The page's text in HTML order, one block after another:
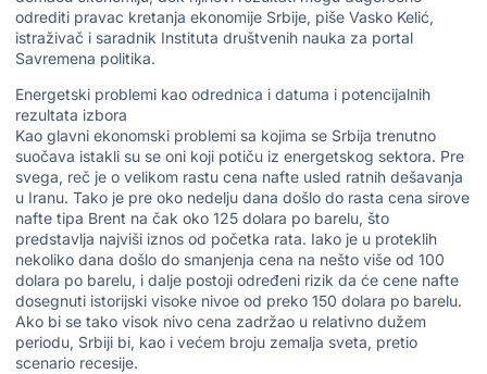
odrediti pravac kretanja ekonomije Srbije, piše Vasko Kelić,
istraživač i saradnik Instituta društvenih nauka za portal
Savremena politika.
Energetski problemi kao odrednica i datuma i potencijalnih
rezultata izbora
Kao glavni ekonomski problemi sa kojima se Srbija trenutno
suočava istakli su se oni koji potiču iz energetskog sektora. Pre
svega, reč je o velikom rastu cena nafte usled ratnih dešavanja
u Iranu. Tako je pre oko nedelju dana došlo do rasta cena sirove
nafte tipa Brent na čak oko 125 dolara po barelu, što
predstavlja najviši iznos od početka rata. Iako je u proteklih
nekoliko dana došlo do smanjenja cena na nešto više od 100
dolara po barelu, i dalje postoji određeni rizik da će cene nafte
dosegnuti istorijski visoke nivoe od preko 150 dolara po barelu.
Ako bi se tako visok nivo cena zadržao u relativno dužem
periodu, Srbiji bi, kao i većem broju zemalja sveta, pretio
scenario recesije.